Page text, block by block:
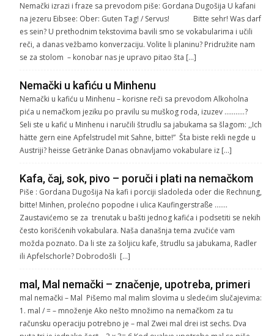
Nemački izrazi i fraze sa prevodom piše: Gordana Dugošija U kafani
na jezeru Eibsee: Ober: Guten Tag! / Servus! Bitte sehr! Was darf
es sein? U prethodnim tekstovima bavili smo se vokabularima i učili
reči, a danas vežbamo konverzaciju. Volite li planinu? Pridružite nam
se za stolom – konobar nas je upravo pitao šta […]
Nemački u kafiću u Minhenu
Nemački u kafiću u Minhenu – korisne reči sa prevodom Alkoholna
pića u nemačkom jeziku po pravilu su muškog roda, izuzev ………..?
Seli ste u kafić u Minhenu i naručili štrudlu sa jabukama sa šlagom: ,,Ich
hätte gern eine Apfelstrudel mit Sahne, bitte!” Šta biste rekli negde u
Austriji? heisse Getränke Danas obnavljamo vokabulare iz […]
Kafa, čaj, sok, pivo – poruči i plati na nemačkom
Piše : Gordana Dugošija Na kafi i porciji sladoleda oder die Rechnung,
bitte! Minhen, prolećno popodne i ulica Kaufingerstraße …….
Zaustavićemo se za trenutak u bašti jednog kafića i podsetiti se nekih
često korišćenih vokabulara. Naša današnja tema zvučiće vam
možda poznato. Da li ste za šoljicu kafe, štrudlu sa jabukama, Radler
ili Apfelschorle? Dobrodošli […]
mal, Mal nemački – značenje, upotreba, primeri
mal nemački – Mal Pišemo mal malim slovima u sledećim slučajevima:
1. mal / = – množenje Ako nešto množimo na nemačkom za tu
računsku operaciju potrebno je – mal Zwei mal drei ist sechs. Dva